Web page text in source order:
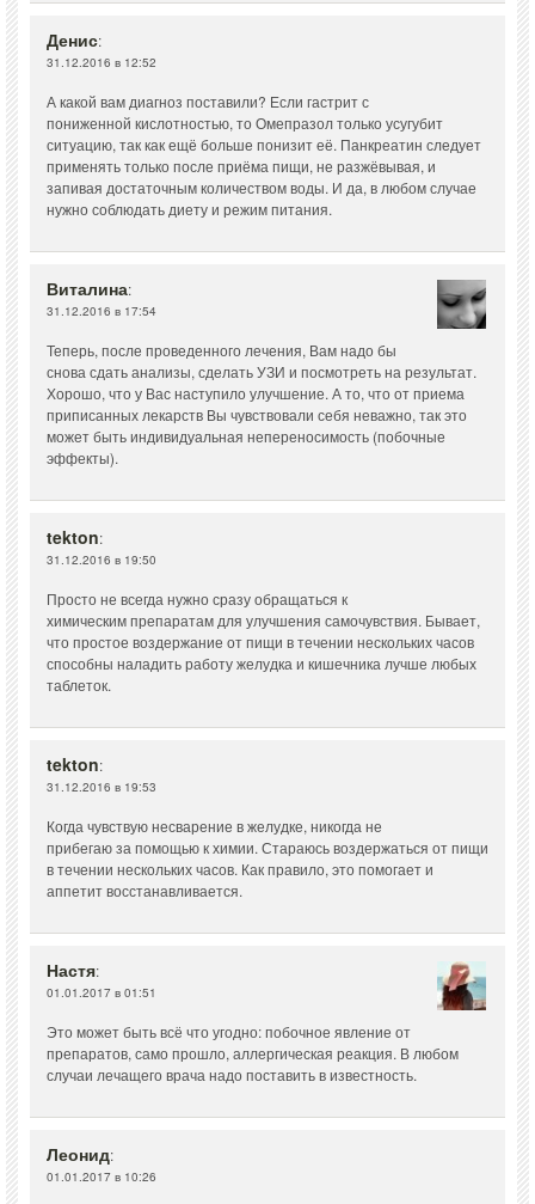
Денис:
31.12.2016 в 12:52
А какой вам диагноз поставили? Если гастрит с
пониженной кислотностью, то Омепразол только усугубит
ситуацию, так как ещё больше понизит её. Панкреатин следует
применять только после приёма пищи, не разжёвывая, и
запивая достаточным количеством воды. И да, в любом случае
нужно соблюдать диету и режим питания.
Виталина:
31.12.2016 в 17:54
Теперь, после проведенного лечения, Вам надо бы
снова сдать анализы, сделать УЗИ и посмотреть на результат.
Хорошо, что у Вас наступило улучшение. А то, что от приема
приписанных лекарств Вы чувствовали себя неважно, так это
может быть индивидуальная непереносимость (побочные
эффекты).
tekton:
31.12.2016 в 19:50
Просто не всегда нужно сразу обращаться к
химическим препаратам для улучшения самочувствия. Бывает,
что простое воздержание от пищи в течении нескольких часов
способны наладить работу желудка и кишечника лучше любых
таблеток.
tekton:
31.12.2016 в 19:53
Когда чувствую несварение в желудке, никогда не
прибегаю за помощью к химии. Стараюсь воздержаться от пищи
в течении нескольких часов. Как правило, это помогает и
аппетит восстанавливается.
Настя:
01.01.2017 в 01:51
Это может быть всё что угодно: побочное явление от
препаратов, само прошло, аллергическая реакция. В любом
случаи лечащего врача надо поставить в известность.
Леонид:
01.01.2017 в 10:26